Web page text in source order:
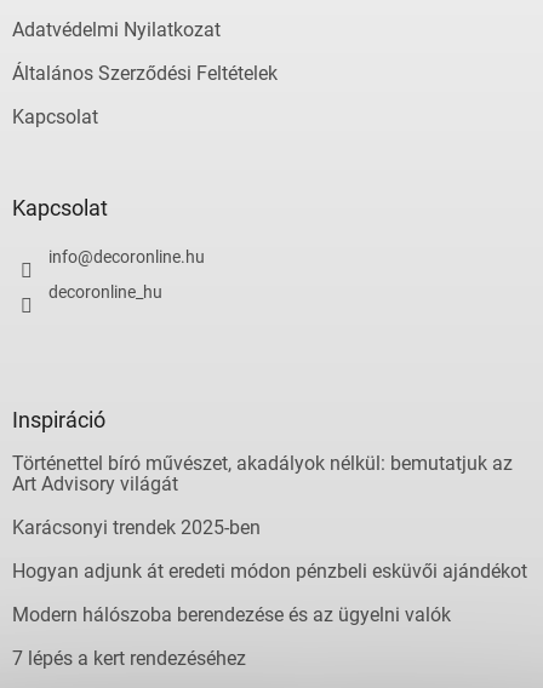
e
Adatvédelmi Nyilatkozat
Általános Szerződési Feltételek
Kapcsolat
Kapcsolat
info@decoronline.hu
decoronline_hu
Inspiráció
Történettel bíró művészet, akadályok nélkül: bemutatjuk az
Art Advisory világát
Karácsonyi trendek 2025-ben
Hogyan adjunk át eredeti módon pénzbeli esküvői ajándékot
Modern hálószoba berendezése és az ügyelni valók
7 lépés a kert rendezéséhez